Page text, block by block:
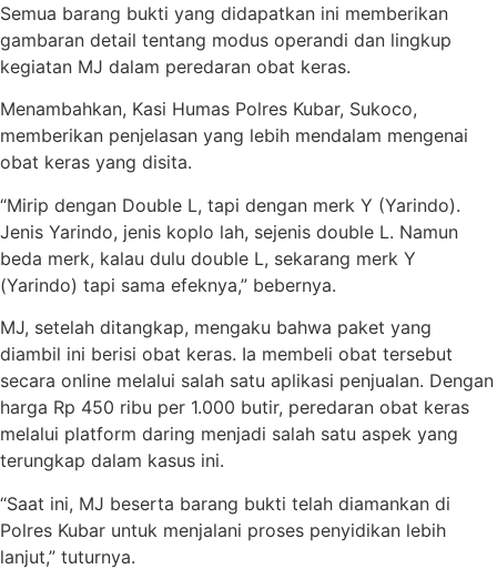
Semua barang bukti yang didapatkan ini memberikan
gambaran detail tentang modus operandi dan lingkup
kegiatan MJ dalam peredaran obat keras.
Menambahkan, Kasi Humas Polres Kubar, Sukoco,
memberikan penjelasan yang lebih mendalam mengenai
obat keras yang disita.
“Mirip dengan Double L, tapi dengan merk Y (Yarindo).
Jenis Yarindo, jenis koplo lah, sejenis double L. Namun
beda merk, kalau dulu double L, sekarang merk Y
(Yarindo) tapi sama efeknya,” bebernya.
MJ, setelah ditangkap, mengaku bahwa paket yang
diambil ini berisi obat keras. Ia membeli obat tersebut
secara online melalui salah satu aplikasi penjualan. Dengan
harga Rp 450 ribu per 1.000 butir, peredaran obat keras
melalui platform daring menjadi salah satu aspek yang
terungkap dalam kasus ini.
“Saat ini, MJ beserta barang bukti telah diamankan di
Polres Kubar untuk menjalani proses penyidikan lebih
lanjut,” tuturnya.